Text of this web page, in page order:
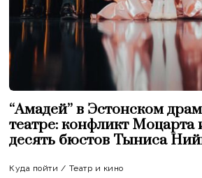
“Амадей” в Эстонском
театре: конфликт Моцарта
десять бюстов Тыниса
Куда пойти / Театр и кино